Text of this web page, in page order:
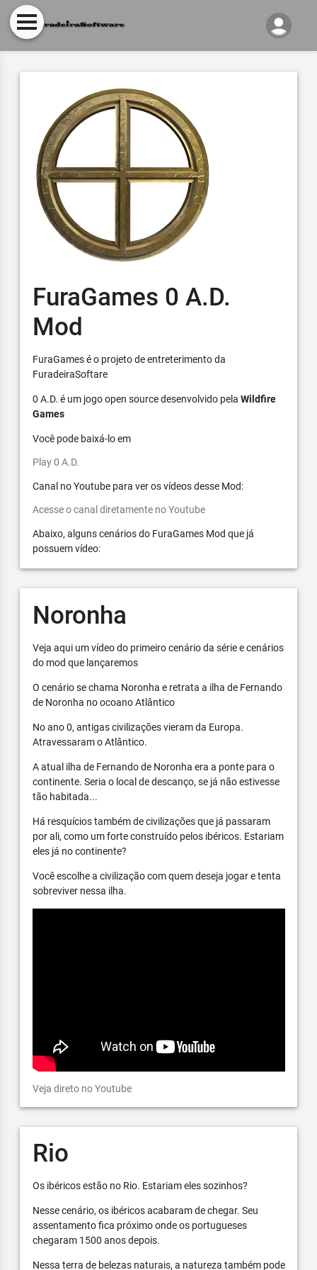
FuraGames 0 A.D.
Mod
FuraGames é o projeto de entreterimento da
FuradeiraSoftare
0 A.D. é um jogo open source desenvolvido pela Wildfire
Games
Você pode baixá-lo em
Play 0 A.D.
Canal no Youtube para ver os vídeos desse Mod:
Acesse o canal diretamente no Youtube
Abaixo, alguns cenários do FuraGames Mod que já
possuem vídeo:
Noronha
Veja aqui um vídeo do primeiro cenário da série e cenários
do mod que lançaremos
O cenário se chama Noronha e retrata a ilha de Fernando
de Noronha no ocoano Atlântico
No ano 0, antigas civilizações vieram da Europa.
Atravessaram o Atlântico.
A atual ilha de Fernando de Noronha era a ponte para o
continente. Seria o local de descanço, se já não estivesse
tão habitada...
Há resquícios também de civilizações que já passaram
por ali, como um forte construído pelos ibéricos. Estariam
eles já no continente?
Você escolhe a civilização com quem deseja jogar e tenta
sobreviver nessa ilha.
Veja direto no Youtube
Rio
Os ibéricos estão no Rio. Estariam eles sozinhos?
Nesse cenário, os ibéricos acabaram de chegar. Seu
assentamento fica próximo onde os portugueses
chegaram 1500 anos depois.
Nessa terra de belezas naturais, a natureza também pode